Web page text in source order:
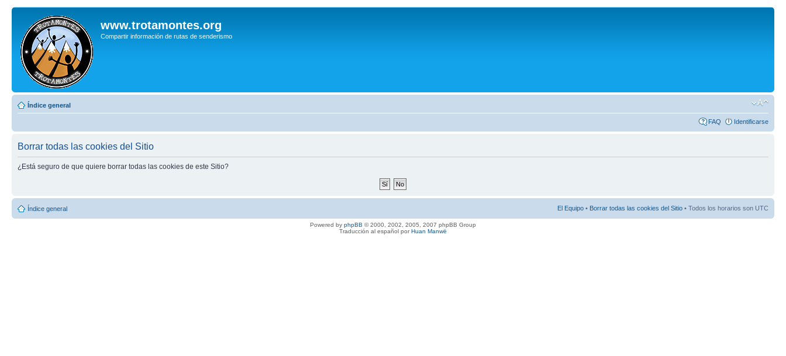
www.trotamontes.org
Compartir información de rutas de senderismo
Índice general
FAQ Identificarse
Borrar todas las cookies del Sitio
¿Está seguro de que quiere borrar todas las cookies de este Sitio?
Índice general El Equipo • Borrar todas las cookies del Sitio • Todos los horarios son UTC
Powered by phpBB © 2000, 2002, 2005, 2007 phpBB Group
Traducción al español porHuan Manwë